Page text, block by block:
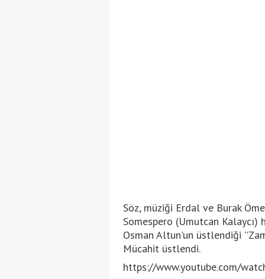
Söz, müziği Erdal ve Burak
Somespero (Umutcan Kalaycı)
Osman Altun'un üstlendiği
Mücahit üstlendi.
https://www.youtube.com/